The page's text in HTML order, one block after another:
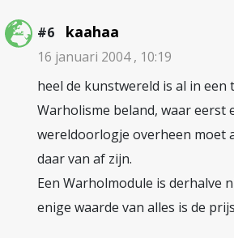
#6 kaahaa
16 januari 2004 , 10:19
heel de kunstwereld is al in een
Warholisme beland, waar eerst
wereldoorlogje overheen moet
daar van af zijn.
Een Warholmodule is derhalve
enige waarde van alles is de